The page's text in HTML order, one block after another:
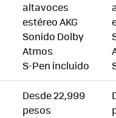
altavoces
estéreo AKG
Sonido Dolby
Atmos
S-Pen incluido
Desde 22,999
pesos